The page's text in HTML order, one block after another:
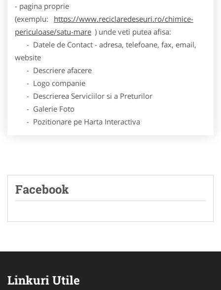
- pagina proprie
(exemplu:
https://www.reciclaredeseuri.ro/chimice-
periculoase/satu-mare ) unde veti putea afisa:
- Datele de Contact - adresa, telefoane, fax, email,
website
- Descriere afacere
- Logo companie
- Descrierea Serviciilor si a Preturilor
- Galerie Foto
- Pozitionare pe Harta Interactiva
Facebook
Linkuri Utile